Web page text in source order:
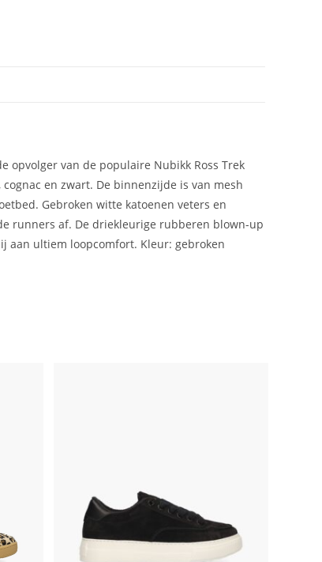
opvolger van de populaire Nubikk Ross Trek
en zwart. De binnenzijde is van mesh
Gebroken witte katoenen veters en
runners af. De driekleurige rubberen blown-up
aan ultiem loopcomfort. Kleur: gebroken